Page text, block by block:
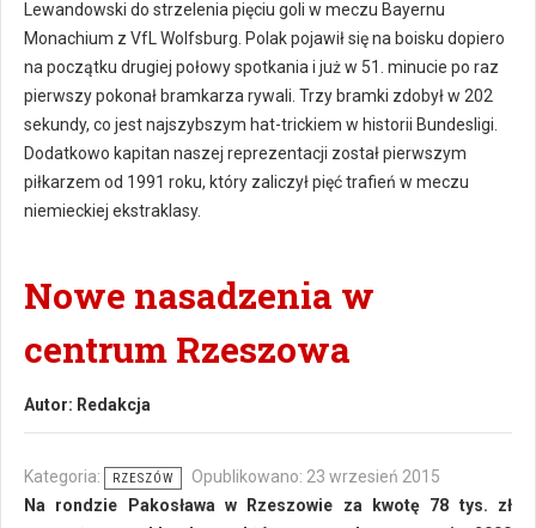
Lewandowski do strzelenia pięciu goli w meczu Bayernu
Monachium z VfL Wolfsburg. Polak pojawił się na boisku dopiero
na początku drugiej połowy spotkania i już w 51. minucie po raz
pierwszy pokonał bramkarza rywali. Trzy bramki zdobył w 202
sekundy, co jest najszybszym hat-trickiem w historii Bundesligi.
Dodatkowo kapitan naszej reprezentacji został pierwszym
piłkarzem od 1991 roku, który zaliczył pięć trafień w meczu
niemieckiej ekstraklasy.
Nowe nasadzenia w
centrum Rzeszowa
Autor: Redakcja
Kategoria: RZESZÓW
Opublikowano: 23 wrzesień 2015
Na rondzie Pakosława w Rzeszowie za kwotę 78 tys. zł